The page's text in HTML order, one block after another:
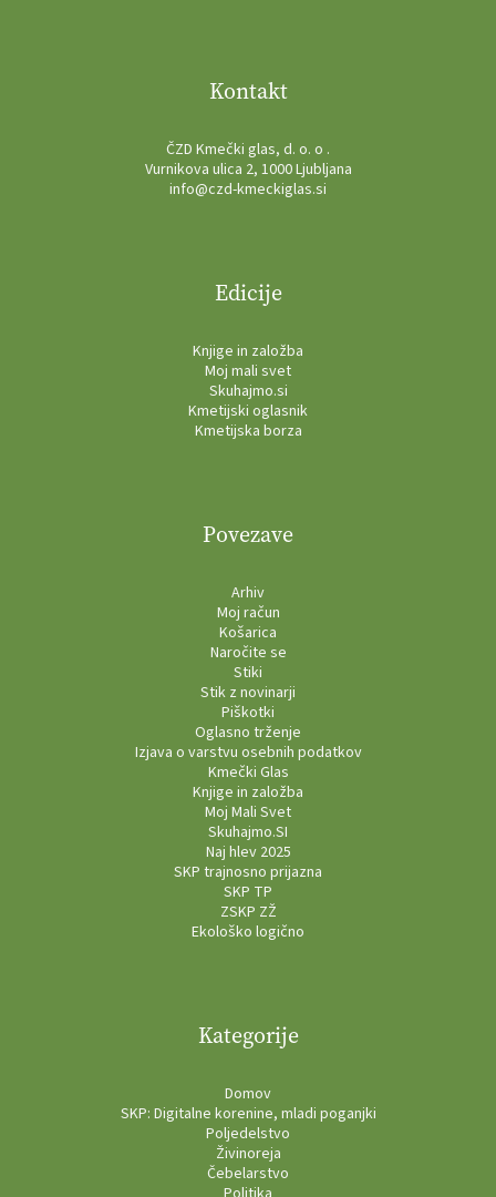
Kontakt
ČZD Kmečki glas, d. o. o .
Vurnikova ulica 2, 1000 Ljubljana
info@czd-kmeckiglas.si
Edicije
Knjige in založba
Moj mali svet
Skuhajmo.si
Kmetijski oglasnik
Kmetijska borza
Povezave
Arhiv
Moj račun
Košarica
Naročite se
Stiki
Stik z novinarji
Piškotki
Oglasno trženje
Izjava o varstvu osebnih podatkov
Kmečki Glas
Knjige in založba
Moj Mali Svet
Skuhajmo.SI
Naj hlev 2025
SKP trajnosno prijazna
SKP TP
ZSKP ZŽ
Ekološko logično
Kategorije
Domov
SKP: Digitalne korenine, mladi poganjki
Poljedelstvo
Živinoreja
Čebelarstvo